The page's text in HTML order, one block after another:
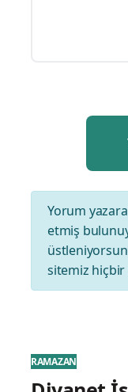
Yorum
etmiş
sitemiz
RAMAZAN